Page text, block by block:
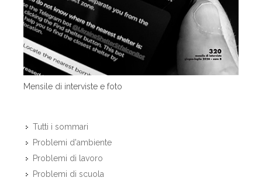
Mensile di interviste e foto
Tutti i sommari
Problemi d'ambiente
Problemi di lavoro
Problemi di scuola